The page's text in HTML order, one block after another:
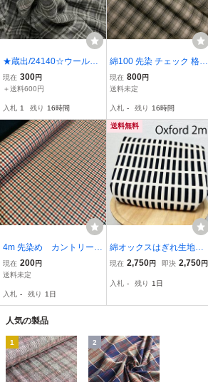
★蔵出/24140☆ウールタ
ータンチェックグレー★
現在 300円
＋送料600円
入札 1 残り 16時間
綿100 先染 チェック 格子
ワンピース シャツ スカー
ト 薄地 巾150cm 長4m グ
現在 800円
送料未定
入札 - 残り 16時間
4m 先染め カントリーチ
ェック シャツ地 生地
現在 200円
送料未定
入札 - 残り 1日
送料無料
綿オックスはぎれ生地ハ
ンドメイド布コットン2m
の格子柄
現在 2,750円 即決 2,750円
入札 - 残り 1日
人気の製品
1 2